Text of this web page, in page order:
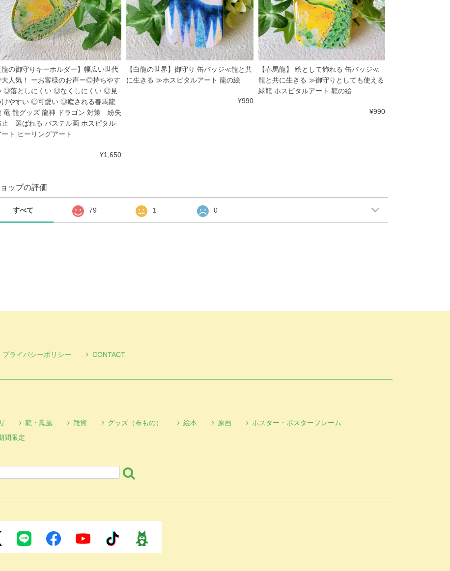
龍の御守りキーホルダー】幅広い世代
大人気！ ーお客様のお声ー◎持ちやす
◎落としにくい ◎なくしにくい ◎見
けやすい ◎可愛い ◎癒される春馬龍
竜 龍グッズ 龍神 ドラゴン 対策 紛失
止 選ばれる パステル画 ホスピタル
ート ヒーリングアート
¥1,650
【白龍の世界】御守り 缶バッジ≪龍と共
に生きる ≫ホスピタルアート 龍の絵
¥990
【春馬龍】 絵として飾れる 缶バッジ≪
龍と共に生きる ≫御守りとしても使える
緑龍 ホスピタルアート 龍の絵
¥990
ップの評価
すべて 79 1 0
プライバシーポリシー CONTACT
龍・鳳凰 雑貨 グッズ（布もの） 絵本 原画
ポスター・ポスターフレーム
間限定